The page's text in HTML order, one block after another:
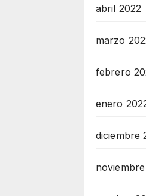
abril 2022
marzo
febrero
enero
diciembre
noviembre